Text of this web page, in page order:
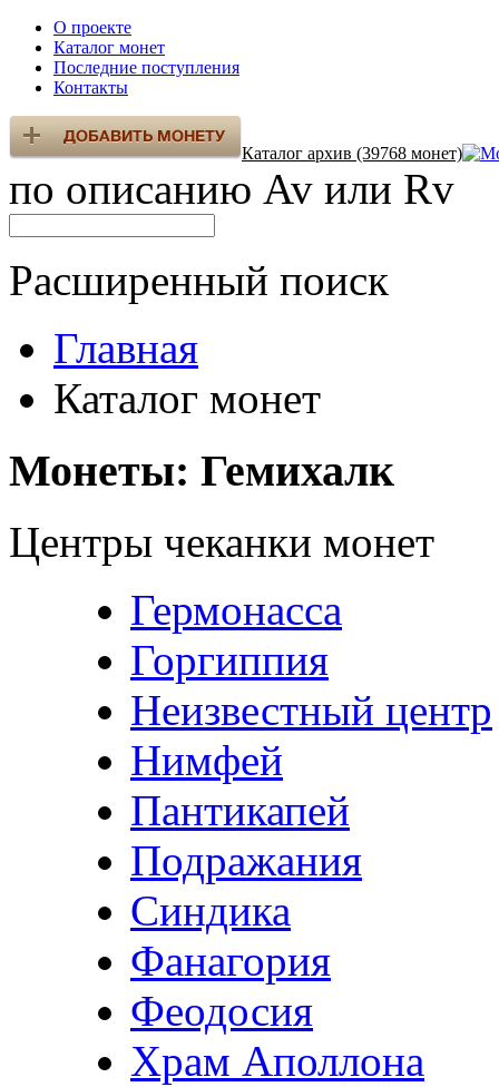
О проекте
Каталог монет
Последние поступления
Контакты
Каталог архив (39768 монет)
по описанию Av или Rv
Расширенный поиск
Главная
Каталог монет
Монеты: Гемихалк
Центры чеканки монет
Гермонасса
Горгиппия
Неизвестный центр
Нимфей
Пантикапей
Подражания
Синдика
Фанагория
Феодосия
Храм Аполлона